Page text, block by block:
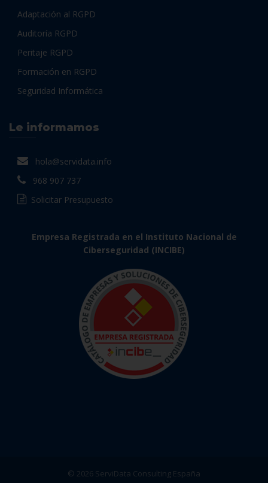
Adaptación al RGPD
Auditoría RGPD
Peritaje RGPD
Formación en RGPD
Seguridad Informática
Le informamos
hola@servidata.info
968 907 737
Solicitar Presupuesto
Empresa Registrada en el Instituto Nacional de
Ciberseguridad (INCIBE)
© 2026 ServiData Consulting España